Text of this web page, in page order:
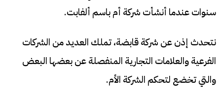
سنوات عندما أنشأت شركة أم باسم ألفابت.
نتحدث إذن عن شركة قابضة، تملك العديد من الشركات
الفرعية والعلامات التجارية المنفصلة عن بعضها البعض
والتي تخضع لتحكم الشركة الأم.